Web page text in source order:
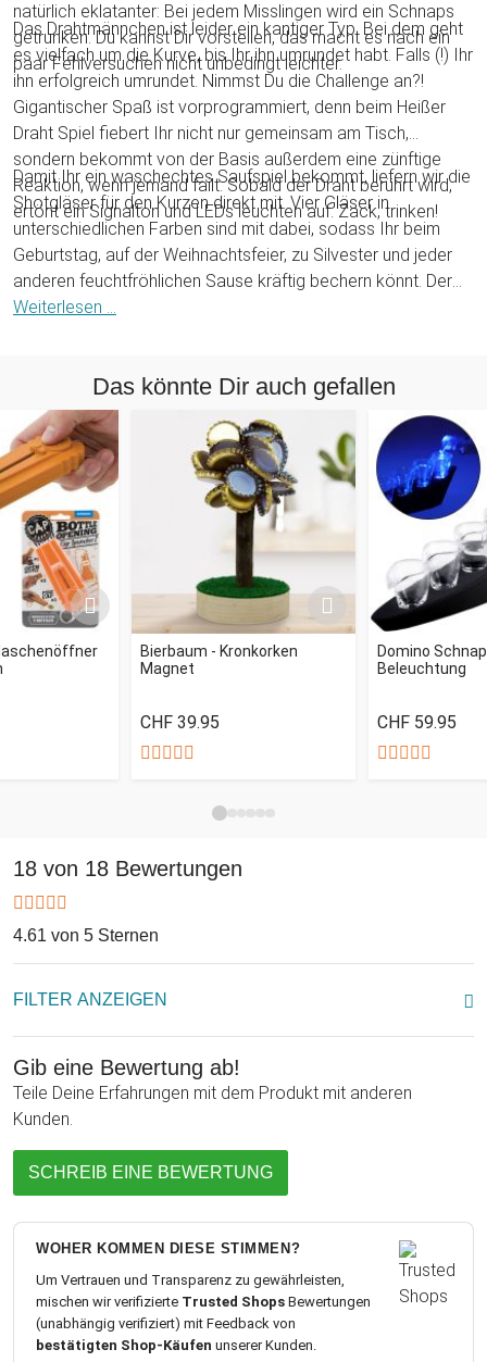
natürlich eklatanter: Bei jedem Misslingen wird ein Schnaps
getrunken. Du kannst Dir vorstellen, das macht es nach ein
paar Fehlversuchen nicht unbedingt leichter.
Das Drahtmännchen ist leider ein kantiger Typ. Bei dem geht
es vielfach um die Kurve, bis Ihr ihn umrundet habt. Falls (!) Ihr
ihn erfolgreich umrundet. Nimmst Du die Challenge an?!
Gigantischer Spaß ist vorprogrammiert, denn beim Heißer
Draht Spiel fiebert Ihr nicht nur gemeinsam am Tisch,
sondern bekommt von der Basis außerdem eine zünftige
Reaktion, wenn jemand failt. Sobald der Draht berührt wird,
ertönt ein Signalton und LEDs leuchten auf. Zack, trinken!
Damit Ihr ein waschechtes Saufspiel bekommt, liefern wir die
Shotgläser für den Kurzen direkt mit. Vier Gläser in
unterschiedlichen Farben sind mit dabei, sodass Ihr beim
Geburtstag, auf der Weihnachtsfeier, zu Silvester und jeder
anderen feuchtfröhlichen Sause kräftig bechern könnt. Der
heiße Draht kommt bei Jung und Alt super an und hat
Weiterlesen ...
Das könnte Dir auch gefallen
Bierbaum - Kronkorken
Magnet
CHF 39.95
Domino
Beleuchtung
CHF 59.95
18 von 18 Bewertungen
4.61 von 5 Sternen
FILTER ANZEIGEN
Gib eine Bewertung ab!
Teile Deine Erfahrungen mit dem Produkt mit anderen
Kunden.
SCHREIB EINE BEWERTUNG
WOHER KOMMEN DIESE STIMMEN?
Um Vertrauen und Transparenz zu gewährleisten,
mischen wir verifizierte Trusted Shops Bewertungen
(unabhängig verifiziert) mit Feedback von
bestätigten Shop-Käufen unserer Kunden.